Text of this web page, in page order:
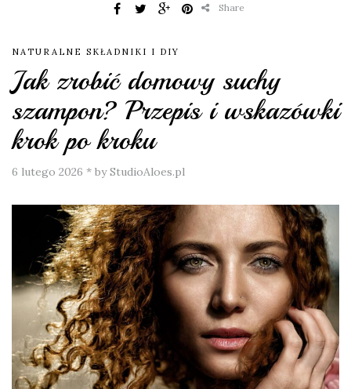
Share
NATURALNE SKŁADNIKI I DIY
Jak zrobić domowy suchy
szampon? Przepis i wskazówki
krok po kroku
6 lutego 2026 * by StudioAloes.pl